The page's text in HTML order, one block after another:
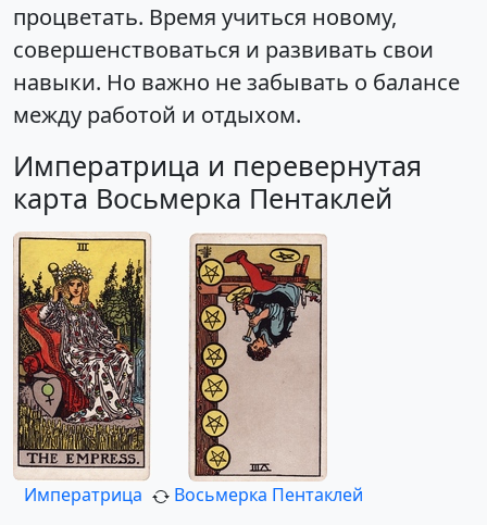
процветать. Время учиться новому,
совершенствоваться и развивать свои
навыки. Но важно не забывать о балансе
между работой и отдыхом.
Императрица и перевернутая
карта Восьмерка Пентаклей
Императрица Восьмерка Пентаклей